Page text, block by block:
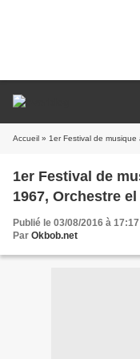
Accueil » 1er Festival de musique
1er Festival de
1967, Orchestre
Publié le 03/08/2016 à 17:17
Par Okbob.net